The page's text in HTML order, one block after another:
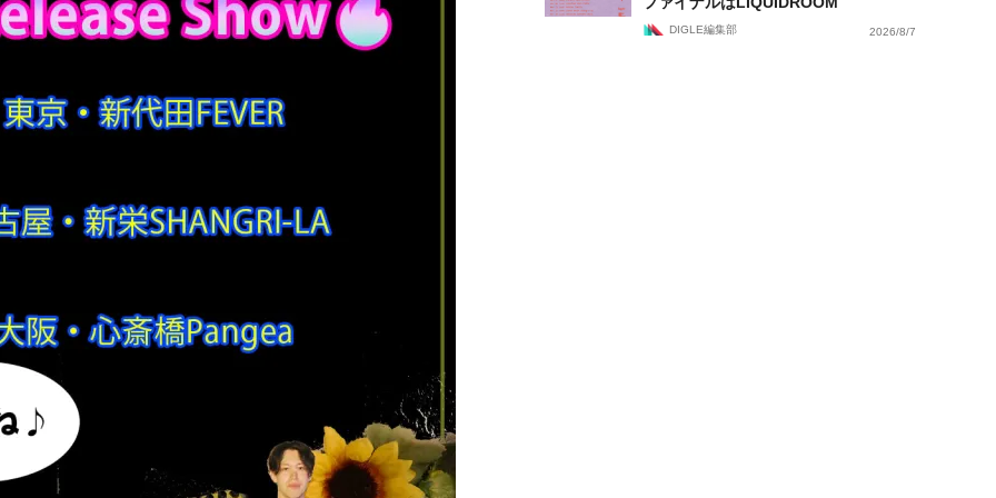
DIGLE編集部 2026/8/7